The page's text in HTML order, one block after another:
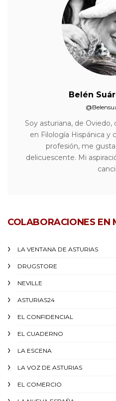
Belén
Soy asturiana, de Oviedo,
en Filología Hispánica y
profesión, me
delicuescente. Mi
COLABORACIONES EN
LA VENTANA DE ASTURIAS
DRUGSTORE
NEVILLE
ASTURIAS24
EL CONFIDENCIAL
EL CUADERNO
LA ESCENA
LA VOZ DE ASTURIAS
EL COMERCIO